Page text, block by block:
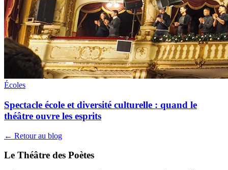
Écoles
Spectacle école et diversité culturelle : quand le
théâtre ouvre les esprits
← Retour au blog
Le Théâtre des Poètes